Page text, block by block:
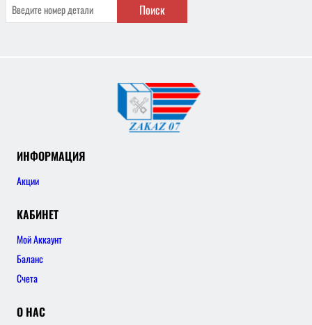
Поиск
ИНФОРМАЦИЯ
Акции
КАБИНЕТ
Мой Аккаунт
Баланс
Счета
О НАС